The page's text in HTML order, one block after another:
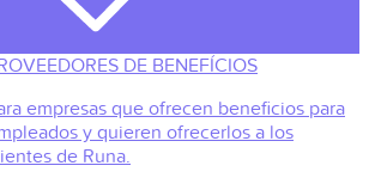
DE BENEFÍCIOS
empresas que ofrecen beneficios para
y quieren ofrecerlos a los
de Runa.